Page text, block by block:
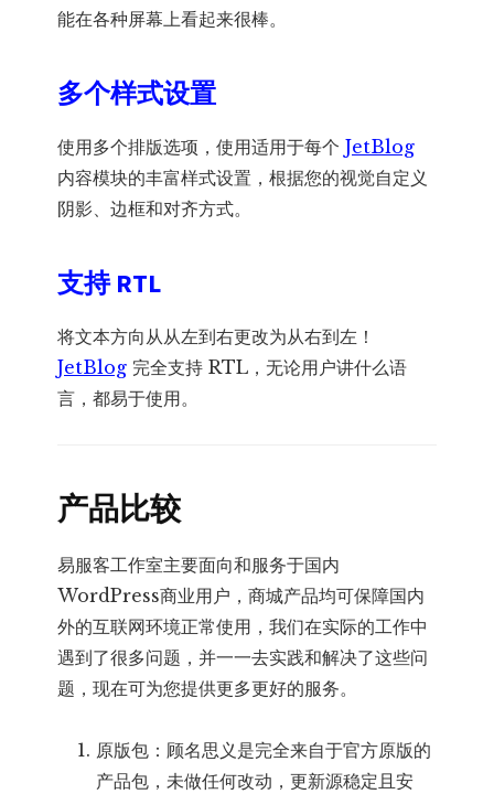
能在各种屏幕上看起来很棒。
多个样式设置
使用多个排版选项，使用适用于每个JetBlog
内容模块的丰富样式设置，根据您的视觉自定义
阴影、边框和对齐方式。
支持 RTL
将文本方向从从左到右更改为从右到左！
JetBlog 完全支持 RTL，无论用户讲什么语
言，都易于使用。
产品比较
易服客工作室主要面向和服务于国内
WordPress商业用户，商城产品均可保障国内
外的互联网环境正常使用，我们在实际的工作中
遇到了很多问题，并一一去实践和解决了这些问
题，现在可为您提供更多更好的服务。
原版包：顾名思义是完全来自于官方原版的
产品包，未做任何改动，更新源稳定且安